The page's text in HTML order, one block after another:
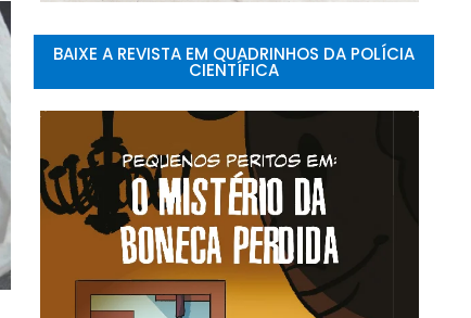
BAIXE A REVISTA EM QUADRINHOS DA POLÍCIA
CIENTÍFICA